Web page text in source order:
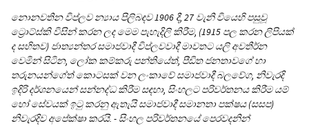
නොනවතින විප්ලව න්‍යාය පිලිබඳව 1906 දී, 27 වැනි වියෙහි පසුවූ
ට්‍රොට්ස්කි විසින් කරන ලද මෙම පැහැදිලි කිරීම, (1915 පල කරන ලිපියක්
ද සහිතව) ජාත්‍යන්තර සමාජවාදී විප්ලවවාදී මාවතට යලි අවතීර්න
වෙමින් සිටින, ලෝක කම්කරු පන්තියේත්, පීඩිත ජනතාවගේ හා
තරුනයන්ගේත් කොටසක් වන ලංකාවේ සමාජවාදී බලවේග, නිවැරදි
ඉදිරි දර්ශනයෙන් සන්නද්ධ කිරීම සඳහා, සිංහලට පරිවර්තනය කිරීම යම්
හෝ සේවයක් ඉටු කරනු ඇතැයි සමාජවාදී සමානතා පක්ෂය (සසප)
නිවැරදිව අපේක්ෂා කරයි. - සිංහල පරිවර්තනයේ පෙරවදනින්